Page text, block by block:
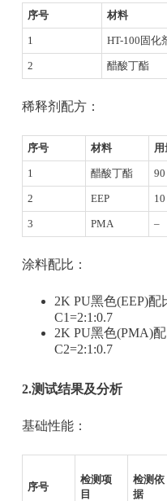
序号 材料
1 HT-100固化
2 醋酸丁酯
稀释剂配方：
序号 材料 用
1 醋酸丁酯 90
2 EEP 10
3 PMA –
涂料配比：
2K PU黑色(EEP)
C1=2:1:0.7
2K PU黑色(PMA)
C2=2:1:0.7
2.测试结果及分析
基础性能：
序号
检测项
目
检测依
据